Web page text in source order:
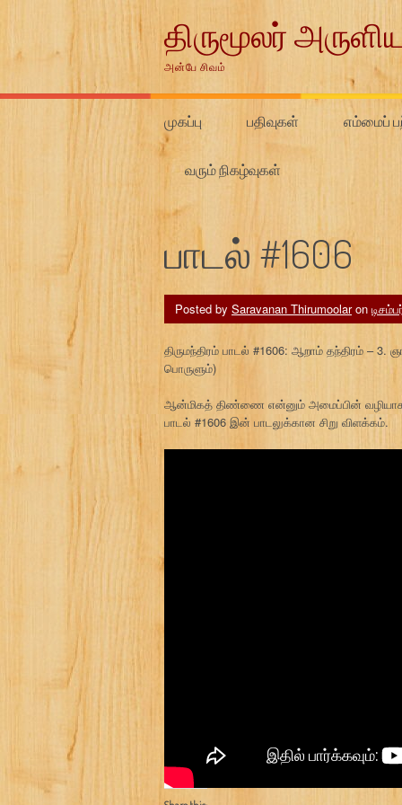
திருமூலர்
அன்பே சிவம்
முகப்பு பதிவுகள் எம்மைப்
வரும் நிகழ்வுகள்
பாடல் #1606
Posted by Saravanan Thirumoolaron
திருமந்திரம் பாடல் #1606: ஆறாம் தந்திரம் –
பொருளும்)
ஆன்மிகத் திண்ணை என்னும் அமைப்பின் வழியாக
பாடல் #1606 இன் பாடலுக்கான சிறு விளக்கம்.